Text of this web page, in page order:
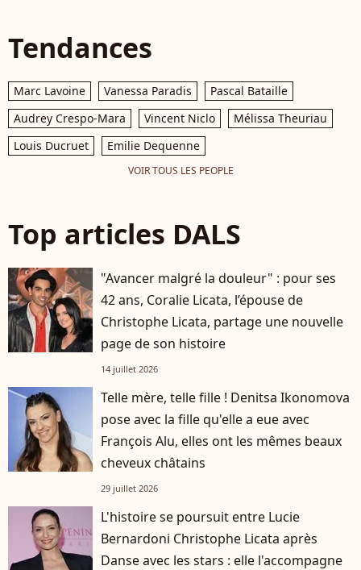
Tendances
Marc Lavoine Vanessa Paradis
Pascal Bataille
Audrey Crespo-Mara
Vincent Niclo
Mélissa Theuriau
Louis Ducruet
Emilie Dequenne
VOIR TOUS LES PEOPLE
Top articles DALS
"Avancer malgré la douleur" : pour ses
42 ans, Coralie Licata, l’épouse de
Christophe Licata, partage une nouvelle
page de son histoire
14 juillet 2026
Telle mère, telle fille ! Denitsa Ikonomova
pose avec la fille qu'elle a eue avec
François Alu, elles ont les mêmes beaux
cheveux châtains
29 juillet 2026
L'histoire se poursuit entre Lucie
Bernardoni Christophe Licata après
Danse avec les stars : elle l'accompagne